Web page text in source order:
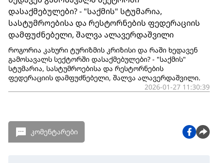
დასაქმებულები? - "საქმის" სტუმარია,
სასტუმროებისა და რესტორნების ფედერაციის
დამფუძნებელი, შალვა ალავერდაშვილი
როგორია კახური ტურიზმის კრიზისი და რაში ხედავენ
გამოსავალს სექტორში დასაქმებულები? - "საქმის"
სტუმარია, სასტუმროებისა და რესტორნების
ფედერაციის დამფუძნებელი, შალვა ალავერდაშვილი.
2026-01-27 11:30:39
კომენტარები